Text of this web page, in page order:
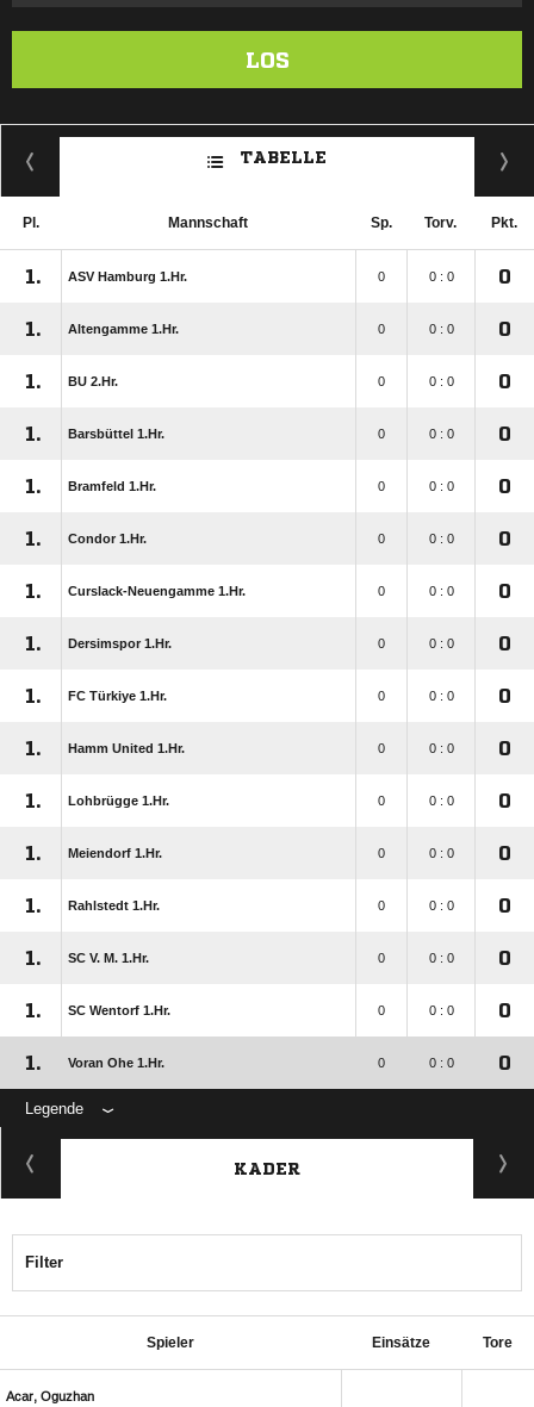
LOS
TABELLE
Pl. Mannschaft Sp. Torv. Pkt.
1. ASV Hamburg 1.Hr. 0 0 : 0 0
1. Altengamme 1.Hr. 0 0 : 0 0
1. BU 2.Hr. 0 0 : 0 0
1. Barsbüttel 1.Hr. 0 0 : 0 0
1. Bramfeld 1.Hr. 0 0 : 0 0
1. Condor 1.Hr. 0 0 : 0 0
1. Curslack-Neuengamme 1.Hr. 0 0 : 0 0
1. Dersimspor 1.Hr. 0 0 : 0 0
1. FC Türkiye 1.Hr. 0 0 : 0 0
1. Hamm United 1.Hr. 0 0 : 0 0
1. Lohbrügge 1.Hr. 0 0 : 0 0
1. Meiendorf 1.Hr. 0 0 : 0 0
1. Rahlstedt 1.Hr. 0 0 : 0 0
1. SC V. M. 1.Hr. 0 0 : 0 0
1. SC Wentorf 1.Hr. 0 0 : 0 0
1. Voran Ohe 1.Hr. 0 0 : 0 0
Legende
KADER
Filter
Spieler Einsätze Tore
 